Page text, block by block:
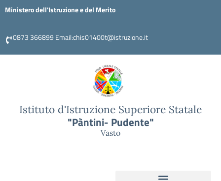
Ministero dell'Istruzione e del Merito
0873 366899 Email:chis01400t@istruzione.it
Istituto d'Istruzione Superiore Statale
"Pàntini- Pudente"
Vasto